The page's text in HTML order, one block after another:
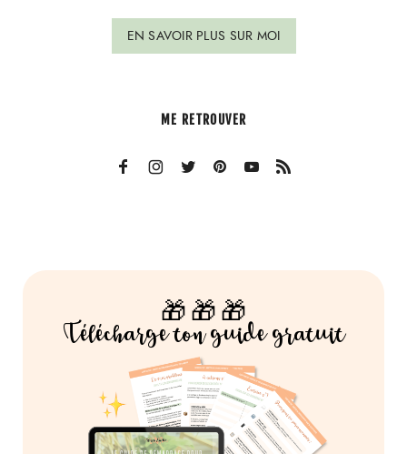
EN SAVOIR PLUS SUR MOI
ME RETROUVER